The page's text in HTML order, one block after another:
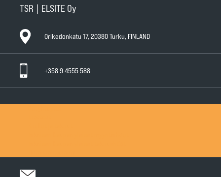
TSR | ELSITE Oy
Orikedonkatu 17, 20380 Turku, FINLAND
+358 9 4555 588